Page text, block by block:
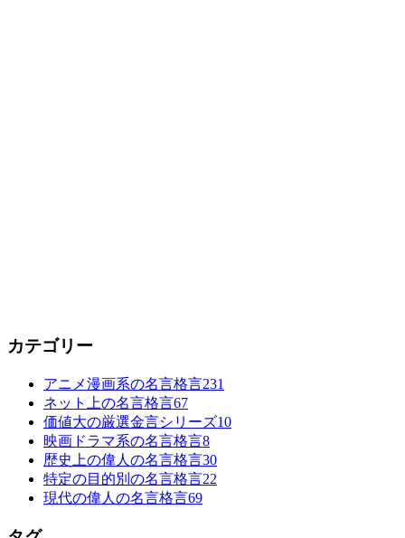
カテゴリー
アニメ漫画系の名言格言231
ネット上の名言格言67
価値大の厳選金言シリーズ10
映画ドラマ系の名言格言8
歴史上の偉人の名言格言30
特定の目的別の名言格言22
現代の偉人の名言格言69